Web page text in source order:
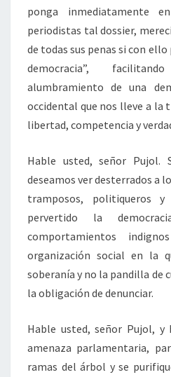
ponga inmediatamente
periodistas tal dossier,
de todas sus penas si con ello
democracia”,
alumbramiento de una
occidental que nos lleve a la
libertad, competencia y
Hable usted, señor Pujol.
deseamos ver desterrados a
tramposos, politiqueros
pervertido la
comportamientos
organización social en la
soberanía y no la pandilla de
la obligación de denunciar.
Hable usted, señor Pujol, y
amenaza parlamentaria,
ramas del árbol y se